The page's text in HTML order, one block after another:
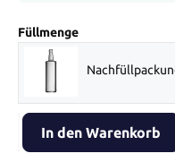
Füllmengeauswählen
Produkt Anzahl: Gib den
In den Warenkorb